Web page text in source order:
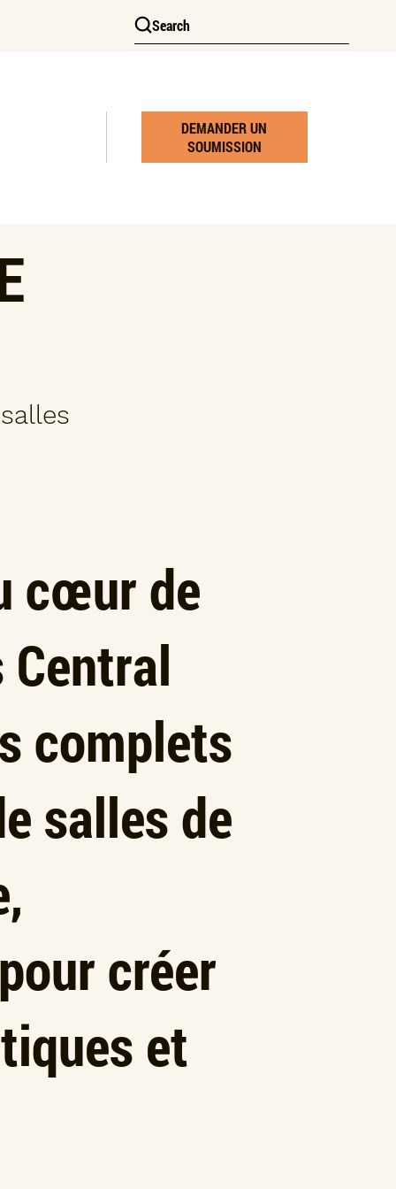
Search
DEMANDER UN
SOUMISSION
cœur de
complets
salles de
créer
et